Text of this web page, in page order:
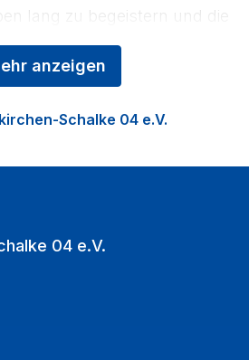
anzeigen
lang zu begeistern und die
Profifußball, ergänzt durch die
sowie die Vermarktung der
Schalke 04 e.V.
04 e.V.